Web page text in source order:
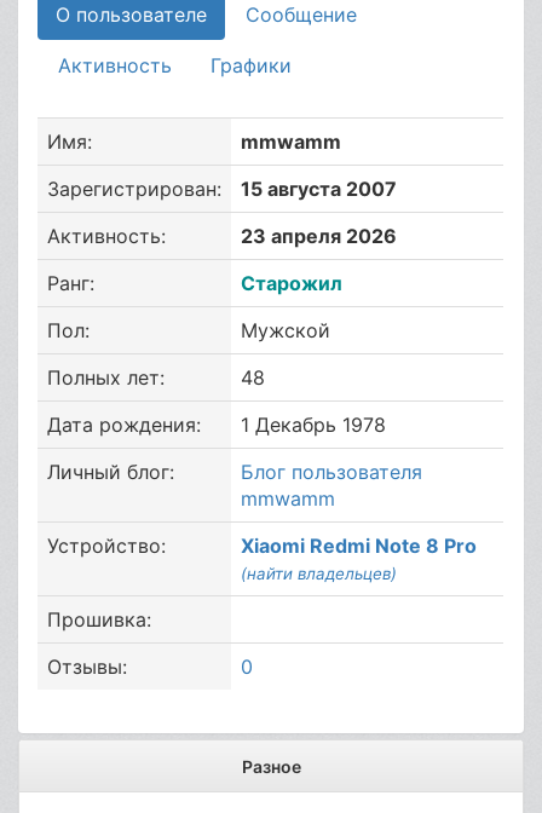
О пользователе Сообщение
Активность Графики
Имя:
mmwamm
Зарегистрирован:
15 августа 2007
Активность:
23 апреля 2026
Ранг:
Старожил
Пол:
Мужской
Полных лет:
48
Дата рождения:
1 Декабрь 1978
Личный блог:
Блог пользователя
mmwamm
Устройство:
Xiaomi Redmi Note 8 Pro
(найти владельцев)
Прошивка:
Отзывы:
0
Разное